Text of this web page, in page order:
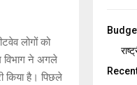
लोगों को
विभाग ने अगले
किया है। पिछले